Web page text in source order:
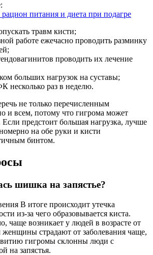
питания и диета при подагре
травм кисти;
работе ежечасно проводить разминку
проводить их лечение
больших нагрузок на суставы;
несколько раз в неделю.
не только перечисленным
и всем, потому что гигрома может
предстоит большая нагрузка, лучше
на обе руки и кисти
бинтом.
шишка на запястье?
В итоге происходит утечка
из-за чего образовывается киста.
чаще возникает у людей в возрасте от
женщины страдают от заболевания чаще,
гигромы склонны люди с
на запястья.